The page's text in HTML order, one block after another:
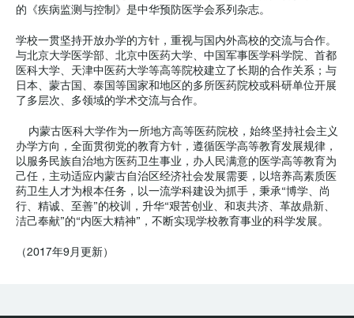
的《疾病监测与控制》是中华预防医学会系列杂志。
学校一贯坚持开放办学的方针，重视与国内外高校的交流与合作。
与北京大学医学部、北京中医药大学、中国军事医学科学院、首都
医科大学、天津中医药大学等高等院校建立了长期的合作关系；与
日本、蒙古国、泰国等国家和地区的多所医药院校或科研单位开展
了多层次、多领域的学术交流与合作。
内蒙古医科大学作为一所地方高等医药院校，始终坚持社会主义
办学方向，全面贯彻党的教育方针，遵循医学高等教育发展规律，
以服务民族自治地方医药卫生事业，办人民满意的医学高等教育为
己任，主动适应内蒙古自治区经济社会发展需要，以培养高素质医
药卫生人才为根本任务，以一流学科建设为抓手，秉承“博学、尚
行、精诚、至善”的校训，升华“艰苦创业、和衷共济、革故鼎新、
洁己奉献”的“内医大精神”，不断实现学校教育事业的科学发展。
（2017年9月更新）